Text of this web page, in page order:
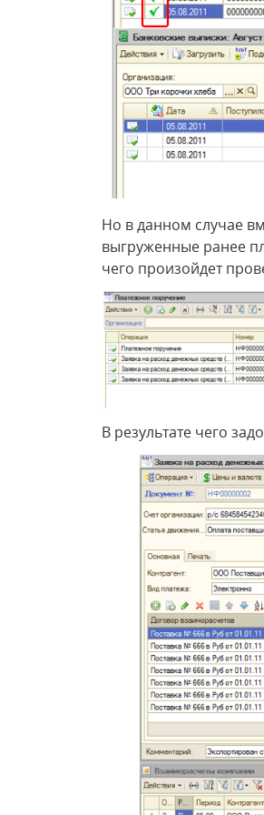
Но в данном случае
выгруженные ранее
чего произойдет
В результате чего